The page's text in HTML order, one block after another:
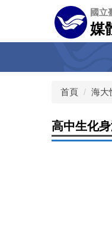
容
國立
媒
首頁 海大
高中生化